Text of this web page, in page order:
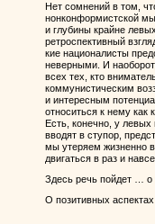
Нет сомнений в том,
нонконформистской
и глубины крайне
ретроспективный
кие националисты
неверными. И
всех тех, кто
коммунистическим
и интересным
относиться к нему как
Есть, конечно, у
вводят в ступор,
мы утеряем жизненно
двигаться в раз и
Здесь речь пойдет … о
О позитивных